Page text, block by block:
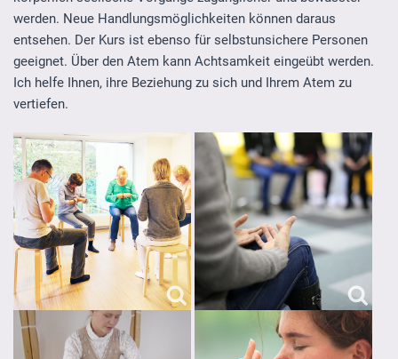
werden. Neue Handlungsmöglichkeiten können daraus
entsehen. Der Kurs ist ebenso für selbstunsichere Personen
geeignet. Über den Atem kann Achtsamkeit eingeübt werden.
Ich helfe Ihnen, ihre Beziehung zu sich und Ihrem Atem zu
vertiefen.